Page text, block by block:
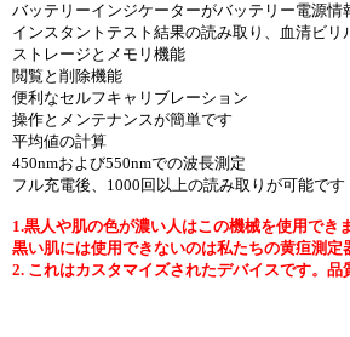
バッテリーインジケーターがバッテリー電源
インスタントテスト結果の読み取り、血清ビリ
ストレージとメモリ機能
閲覧と削除機能
便利なセルフキャリブレーション
操作とメンテナンスが簡単です
平均値の計算
450nmおよび550nmでの波長測定
フル充電後、1000回以上の読み取りが可能です
1.黒人や肌の色が濃い人はこの機械を使用で
黒い肌には使用できないのは私たちの黄疸測
2. これはカスタマイズされたデバイスです。